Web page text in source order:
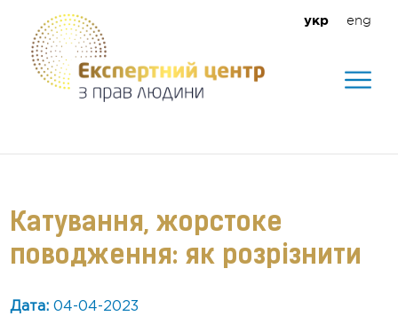
укр eng
Катування, жорстоке
поводження: як розрізнити
Дата: 04-04-2023